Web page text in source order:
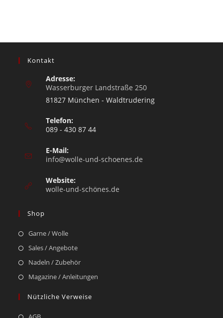
Kontakt
Adresse:
Wasserburger Landstraße 250
81827 München - Waldtrudering
Telefon:
089 - 430 87 44
E-Mail:
info@wolle-und-schoenes.de
Website:
wolle-und-schönes.de
Shop
Garne / Wolle
Sales / Angebote
Nadeln / Zubehör
Magazine / Anleitungen
Nützliche Verweise